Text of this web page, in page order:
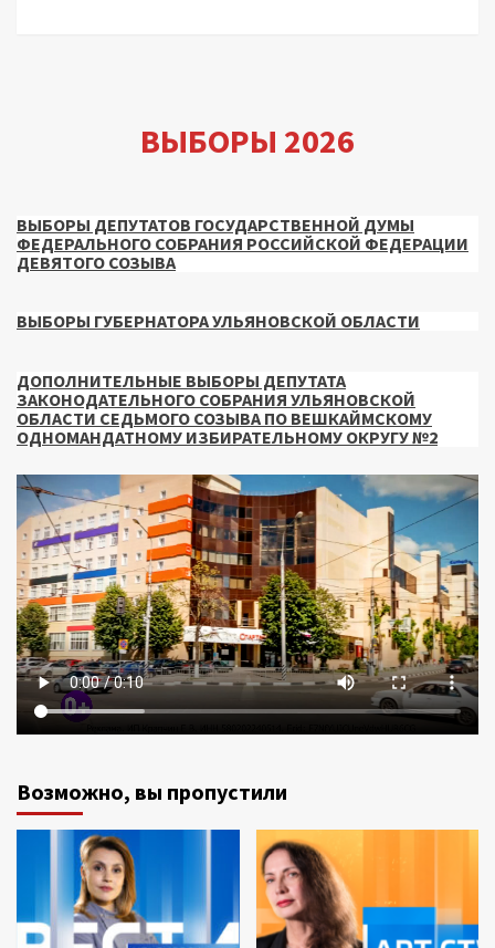
ВЫБОРЫ 2026
ВЫБОРЫ ДЕПУТАТОВ ГОСУДАРСТВЕННОЙ ДУМЫ
ФЕДЕРАЛЬНОГО СОБРАНИЯ РОССИЙСКОЙ ФЕДЕРАЦИИ
ДЕВЯТОГО СОЗЫВА
ВЫБОРЫ ГУБЕРНАТОРА УЛЬЯНОВСКОЙ ОБЛАСТИ
ДОПОЛНИТЕЛЬНЫЕ ВЫБОРЫ ДЕПУТАТА
ЗАКОНОДАТЕЛЬНОГО СОБРАНИЯ УЛЬЯНОВСКОЙ
ОБЛАСТИ СЕДЬМОГО СОЗЫВА ПО ВЕШКАЙМСКОМУ
ОДНОМАНДАТНОМУ ИЗБИРАТЕЛЬНОМУ ОКРУГУ №2
Возможно, вы пропустили